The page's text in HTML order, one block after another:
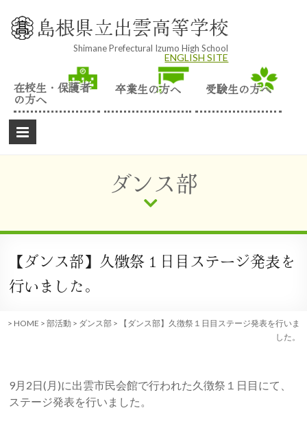
content 島根県立出雲高等学校
Shimane Prefectural Izumo High School
ENGLISH SITE
在校生・保護者
の方へ
卒業生の方へ 受験生の方へ
ダンス部
【ダンス部】久徴祭１日目ステージ発表を
行いました。
> HOME > 部活動 > ダンス部 >
【ダンス部】久徴祭１日目ステージ発表を行いま
した。
9月2日(月)に出雲市民会館で行われた久徴祭１日目にて、
ステージ発表を行いました。